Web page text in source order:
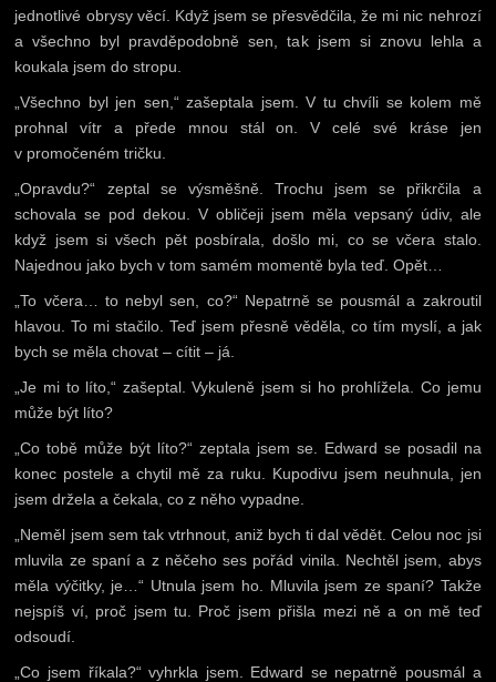
jednotlivé obrysy věcí. Když jsem se přesvědčila, že mi nic nehrozí
a všechno byl pravděpodobně sen, tak jsem si znovu lehla a
koukala jsem do stropu.
„Všechno byl jen sen,“ zašeptala jsem. V tu chvíli se kolem mě
prohnal vítr a přede mnou stál on. V celé své kráse jen
v promočeném tričku.
„Opravdu?“ zeptal se výsměšně. Trochu jsem se přikrčila a
schovala se pod dekou. V obličeji jsem měla vepsaný údiv, ale
když jsem si všech pět posbírala, došlo mi, co se včera stalo.
Najednou jako bych v tom samém momentě byla teď. Opět…
„To včera… to nebyl sen, co?“ Nepatrně se pousmál a zakroutil
hlavou. To mi stačilo. Teď jsem přesně věděla, co tím myslí, a jak
bych se měla chovat – cítit – já.
„Je mi to líto,“ zašeptal. Vykuleně jsem si ho prohlížela. Co jemu
může být líto?
„Co tobě může být líto?“ zeptala jsem se. Edward se posadil na
konec postele a chytil mě za ruku. Kupodivu jsem neuhnula, jen
jsem držela a čekala, co z něho vypadne.
„Neměl jsem sem tak vtrhnout, aniž bych ti dal vědět. Celou noc jsi
mluvila ze spaní a z něčeho ses pořád vinila. Nechtěl jsem, abys
měla výčitky, je…“ Utnula jsem ho. Mluvila jsem ze spaní? Takže
nejspíš ví, proč jsem tu. Proč jsem přišla mezi ně a on mě teď
odsoudí.
„Co jsem říkala?“ vyhrkla jsem. Edward se nepatrně pousmál a